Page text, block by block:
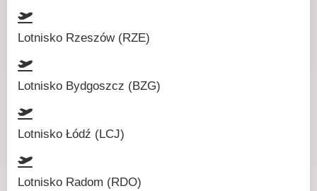
Lotnisko Rzeszów (RZE)
Lotnisko Bydgoszcz (BZG)
Lotnisko Łódź (LCJ)
Lotnisko Radom (RDO)